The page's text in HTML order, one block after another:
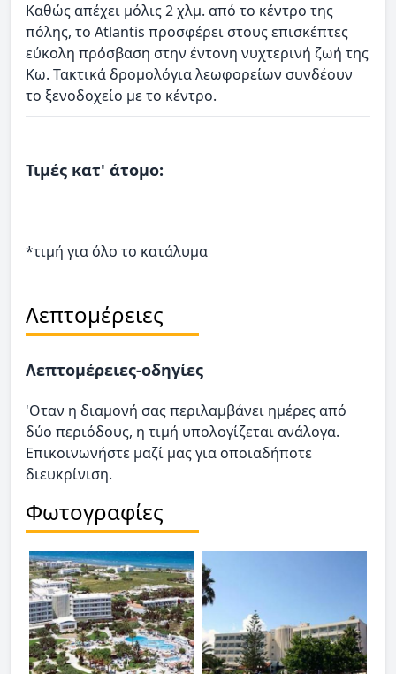
Καθώς απέχει μόλις 2 χλμ. από το κέντρο της
πόλης, το Atlantis προσφέρει στους επισκέπτες
εύκολη πρόσβαση στην έντονη νυχτερινή ζωή της
Κω. Τακτικά δρομολόγια λεωφορείων συνδέουν
το ξενοδοχείο με το κέντρο.
Τιμές κατ' άτομο:
*τιμή για όλο το κατάλυμα
Λεπτομέρειες
Λεπτομέρειες-οδηγίες
'Οταν η διαμονή σας περιλαμβάνει ημέρες από
δύο περιόδους, η τιμή υπολογίζεται ανάλογα.
Επικοινωνήστε μαζί μας για οποιαδήποτε
διευκρίνιση.
Φωτογραφίες